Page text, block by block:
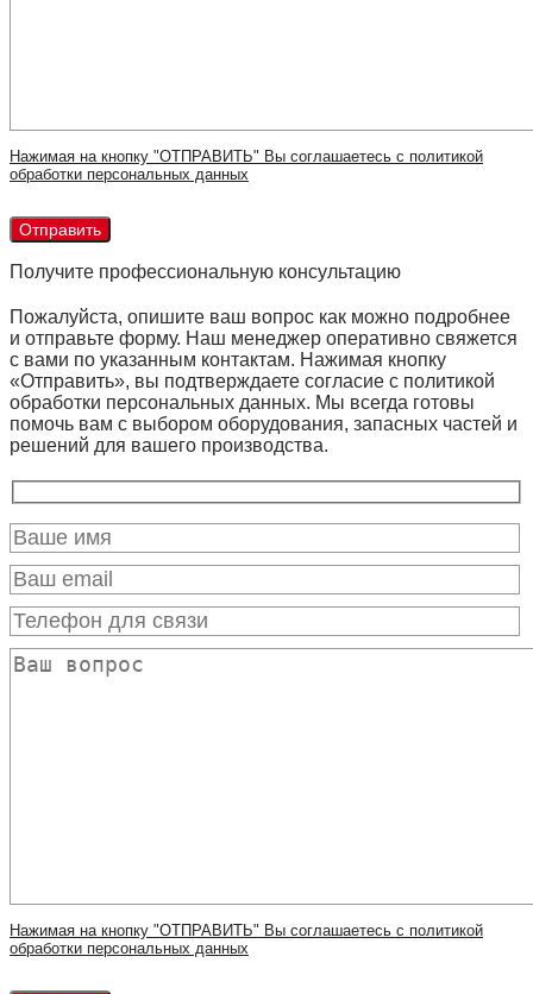
Нажимая на кнопку "ОТПРАВИТЬ" Вы соглашаетесь с политикой
обработки персональных данных
Получите профессиональную консультацию
Пожалуйста, опишите ваш вопрос как можно подробнее
и отправьте форму. Наш менеджер оперативно свяжется
с вами по указанным контактам. Нажимая кнопку
«Отправить», вы подтверждаете согласие с политикой
обработки персональных данных. Мы всегда готовы
помочь вам с выбором оборудования, запасных частей и
решений для вашего производства.
Нажимая на кнопку "ОТПРАВИТЬ" Вы соглашаетесь с политикой
обработки персональных данных